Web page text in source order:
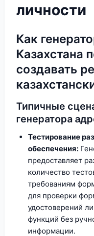
личности
Как
Казахстана
создавать
Типичные
генератора
Тестирование
обеспечения:
предоставляет
количество
требованиям
для проверки
удостоверений
функций без
информации.